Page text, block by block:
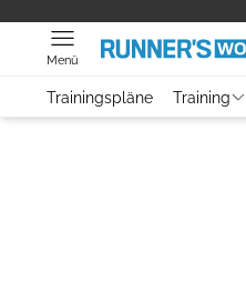
Menü
Trainingspläne Training